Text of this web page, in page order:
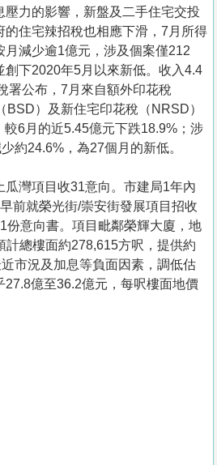
壓力的影響，新盤及二手住宅交投
的住宅辣招稅也相應下滑，7月所得
月減少逾1億元，涉及個案僅212
創下2020年5月以來新低。收入4.4
署公布，7月來自額外印花稅
BSD）及新住宅印花稅（NRSD）
6月的近5.45億元下跌18.9%；涉
約24.6%，為27個月的新低。
瓜灣項目收31意向。市建局1年內
前就榮光街/崇安街發展項目招收
份意向書。項目毗鄰榮輝大廈，地
計總樓面約278,615方呎，提供約
市況及加息等負面因素，調低估
27.8億至36.2億元，每呎樓面地價